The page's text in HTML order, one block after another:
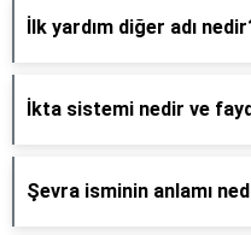
İlk yardım diğer adı
İkta sistemi nedir ve
Şevra isminin anlamı